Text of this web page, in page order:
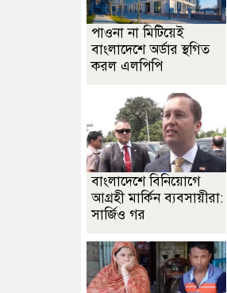
পাওনা না মিটিয়েই
বাংলাদেশে অর্ডার স্থগিত
করল এলপিপি
বাংলাদেশে বিনিয়োগে
আগ্রহী মার্কিন ব্যবসায়ীরা:
সার্জিও গর